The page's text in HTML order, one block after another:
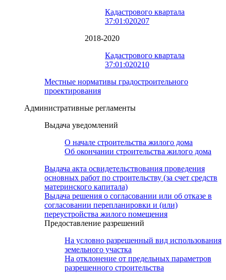
Кадастрового квартала
37:01:020207
2018-2020
Кадастрового квартала
37:01:020210
Местные нормативы градостроительного
проектирования
Административные регламенты
Выдача уведомлений
О начале строительства жилого дома
Об окончании строительства жилого дома
Выдача акта освидетельствования проведения
основных работ по строительству (за счет средств
материнского капитала)
Выдача решения о согласовании или об отказе в
согласовании перепланировки и (или)
переустройства жилого помещения
Предоставление разрешений
На условно разрешенный вид использования
земельного участка
На отклонение от предельных параметров
разрешенного строительства